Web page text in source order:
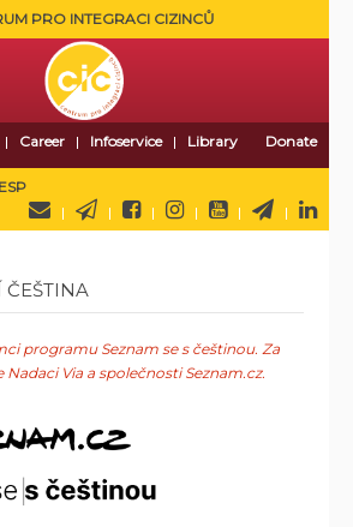
PRO INTEGRACI CIZINCŮ
Career Infoservice Library Donate
ESP
ČEŠTINA
programu Seznam se s češtinou. Za
Via a společnosti Seznam.cz.